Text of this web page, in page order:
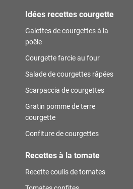
Idées recettes courgette
Galettes de courgettes à la
poêle
Courgette farcie au four
Salade de courgettes râpées
Scarpaccia de courgettes
Gratin pomme de terre
courgette
Confiture de courgettes
Recettes à la tomate
Recette coulis de tomates